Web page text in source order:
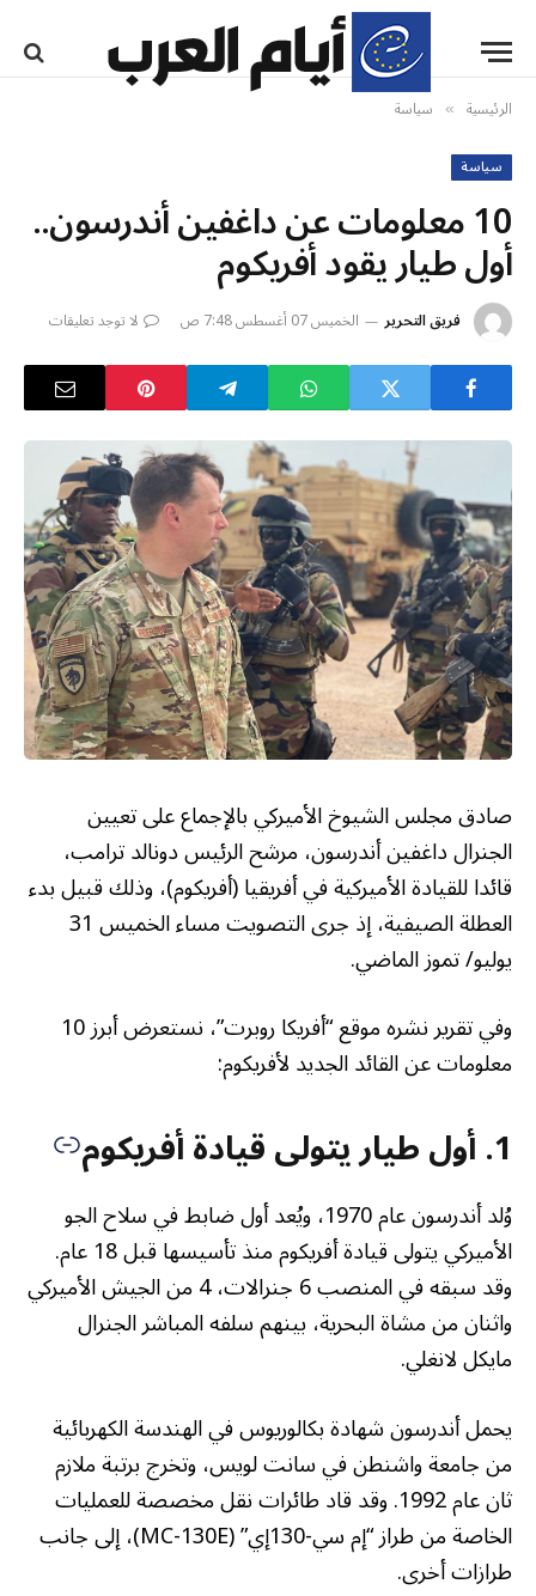
الرئيسية » سياسة
سياسة
10 معلومات عن داغفين أندرسون..
أول طيار يقود أفريكوم
فريق التحرير الخميس 07 أغسطس 7:48 ص لا توجد تعليقات
صادق مجلس الشيوخ الأميركي بالإجماع على تعيين
الجنرال داغفين أندرسون، مرشح الرئيس دونالد ترامب،
قائدا للقيادة الأميركية في أفريقيا (أفريكوم)، وذلك قبيل بدء
العطلة الصيفية، إذ جرى التصويت مساء الخميس 31
يوليو/ تموز الماضي.
وفي تقرير نشره موقع “أفريكا روبرت”، نستعرض أبرز 10
معلومات عن القائد الجديد لأفريكوم:
1. أول طيار يتولى قيادة أفريكوم
وُلد أندرسون عام 1970، ويُعد أول ضابط في سلاح الجو
الأميركي يتولى قيادة أفريكوم منذ تأسيسها قبل 18 عام.
وقد سبقه في المنصب 6 جنرالات، 4 من الجيش الأميركي
واثنان من مشاة البحرية، بينهم سلفه المباشر الجنرال
مايكل لانغلي.
يحمل أندرسون شهادة بكالوريوس في الهندسة الكهربائية
من جامعة واشنطن في سانت لويس، وتخرج برتبة ملازم
ثان عام 1992. وقد قاد طائرات نقل مخصصة للعمليات
الخاصة من طراز “إم سي-130إي” (MC-130E)، إلى جانب
طرازات أخرى.